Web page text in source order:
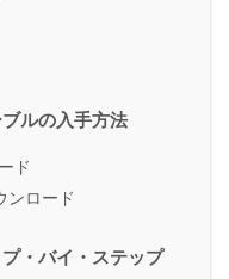
ルの入手方法
ド
ンロード
・バイ・ステップ